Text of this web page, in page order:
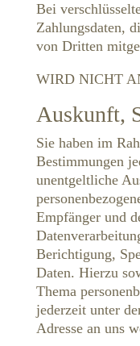
Bei
Zahlungsdaten,
von Dritten
WIRD NICHT
Auskunft,
Sie haben im
Bestimmungen
unentgeltliche
Empfänger und
Berichtigung,
Daten. Hierzu
Thema
jederzeit unter
Adresse an uns